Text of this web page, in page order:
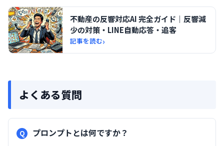
不動産の反響対応AI 完全ガイド｜反響減
少の対策・LINE自動応答・追客
記事を読む›
よくある質問
プロンプトとは何ですか？